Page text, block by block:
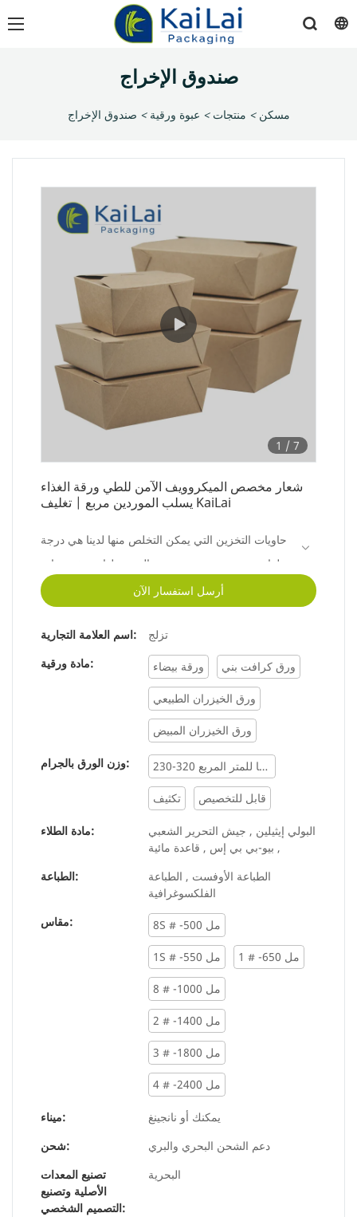
صندوق الإخراج
مسكن > منتجات > عبوة ورقية > صندوق الإخراج
1 / 7
شعار مخصص الميكروويف الآمن للطي ورقة الغذاء
يسلب الموردين مربع | تغليف KaiLai
حاويات التخزين التي يمكن التخلص منها لدينا هي درجة
طعام ، وهي مصنوعة بجودة عالية تجعلها تستخدم عادة
في المطاعم ، وأكشاك الامتياز ، وشاحنات الطعام ،
وشركات المقاهي. استخدم البعض هذا أيضًا لإعداد وجبة
صندوق بينتو لعيد ميلاد الأطفال ، ولهدايا تذكارية للحفلات
، كصناديق إخراج صينية ، لعقد شطيرة أثناء النزهة ، أو
حتى في مخبز لتعبئة ملفات تعريف الارتباط.
أرسل استفسار الآن
اسم العلامة التجارية:
تزلج
مادة ورقية:
ورقة بيضاء ورق كرافت بني
ورق الخيزران الطبيعي
ورق الخيزران المبيض
وزن الورق بالجرام: 230-320 جرامًا للمتر المربع
تكثيف قابل للتخصيص
مادة الطلاء:
البولي إيثيلين , جيش التحرير الشعبي
, بيو-بي بي إس , قاعدة مائية
الطباعة:
الطباعة الأوفست , الطباعة
الفلكسوغرافية
مقاس:
8S # -500 مل
1S # -550 مل 1 # -650 مل
8 # -1000 مل
2 # -1400 مل
3 # -1800 مل
4 # -2400 مل
ميناء:
يمكنك أو نانجينغ
شحن:
دعم الشحن البحري والبري
تصنيع المعدات
الأصلية وتصنيع
التصميم الشخصي:
البحرية